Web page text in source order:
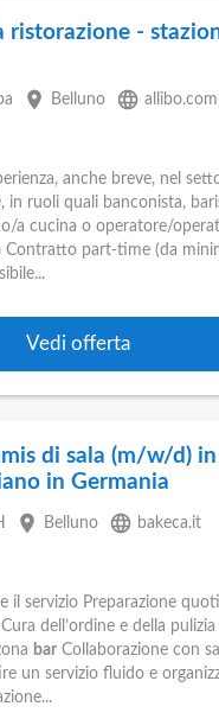
ristorazione -
place Belluno language allibo.com
anche breve, nel
in ruoli quali banconista,
a cucina o operatore/
Contratto part-time (da
Vedi offerta
di sala (m/w/d) in
in Germania
place Belluno language bakeca.it
il servizio Preparazione
dell’ordine e della pulizia
bar Collaborazione con
un servizio fluido e